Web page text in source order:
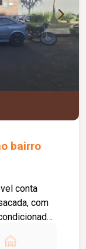
bairro
conta
com
vista